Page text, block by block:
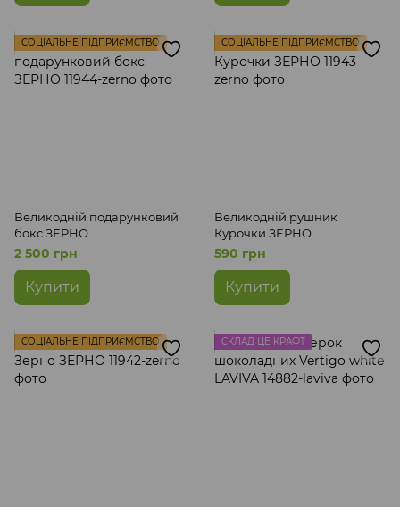
СОЦІАЛЬНЕ ПІДПРИЄМСТВО
Великодній подарунковий
бокс ЗЕРНО
2 500 грн
Купити
СОЦІАЛЬНЕ ПІДПРИЄМСТВО
Великодній рушник
Курочки ЗЕРНО
590 грн
Купити
СОЦІАЛЬНЕ ПІДПРИЄМСТВО СКЛАД ЦЕ КРАФТ